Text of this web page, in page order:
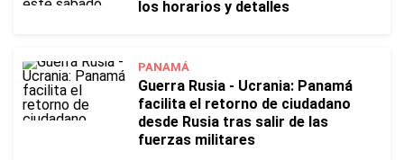
los horarios y detalles
PANAMÁ
Guerra Rusia - Ucrania: Panamá
facilita el retorno de ciudadano
desde Rusia tras salir de las
fuerzas militares